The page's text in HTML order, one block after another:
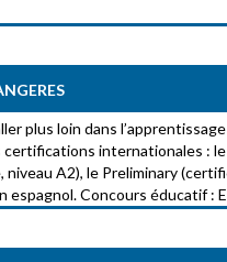
plus loin dans
internationales : le
A2), le Preliminary
espagnol. Concours éducatif :